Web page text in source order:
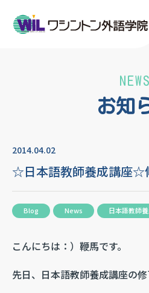
お知
NEWS
2014.04.02
☆日本語教師養成講座
Blog News 日本語教師
こんにちは：）鞭馬です。
先日、日本語教師養成講座の修